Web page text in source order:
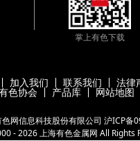
掌上有色下载
加入我们 联系我们 法律
色协会 产品库 网站地图
网信息科技股份有限公司 沪ICP备
-2026上海有色金属网 All Rights